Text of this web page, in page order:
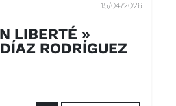
15/04/2026
LIBERTÉ »
RODRÍGUEZ